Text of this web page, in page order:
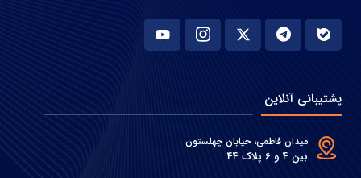
پشتیبانی آنلاین
میدان فاطمی، خیابان چهلستون
بین 4 و 6 پلاک 44